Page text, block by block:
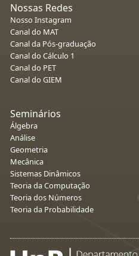
Nossas Redes
Nosso Instagram
Canal do MAT
Canal da Pós-graduação
Canal do Cálculo 1
Canal do PET
Canal do GIEM
Seminários
Álgebra
Análise
Geometria
Mecânica
Sistemas Dinâmicos
Teoria da Computação
Teoria dos Números
Teoria da Probabilidade